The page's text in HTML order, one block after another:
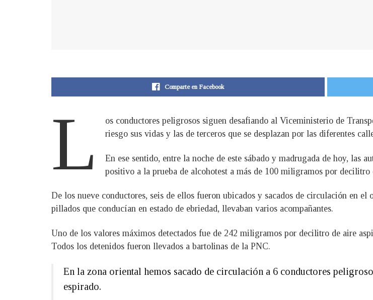
Comparte en Facebook
L
os conductores peligrosos siguen desafiando al Viceministerio de
riesgo sus vidas y las de terceros que se desplazan por las diferentes
En ese sentido, entre la noche de este sábado y madrugada de hoy, las
positivo a la prueba de alcohotest a más de 100 miligramos por decilitro
De los nueve conductores, seis de ellos fueron ubicados y sacados de circulación en
pillados que conducían en estado de ebriedad, llevaban varios acompañantes.
Uno de los valores máximos detectados fue de 242 miligramos por decilitro de aire
Todos los detenidos fueron llevados a bartolinas de la PNC.
En la zona oriental hemos sacado de circulación a 6 conductores
espirado.